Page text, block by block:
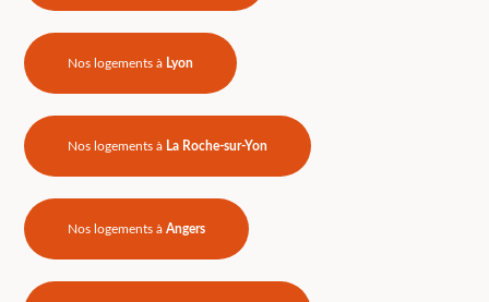
Nos logements à Lyon
Nos logements à La Roche-sur-Yon
Nos logements àAngers